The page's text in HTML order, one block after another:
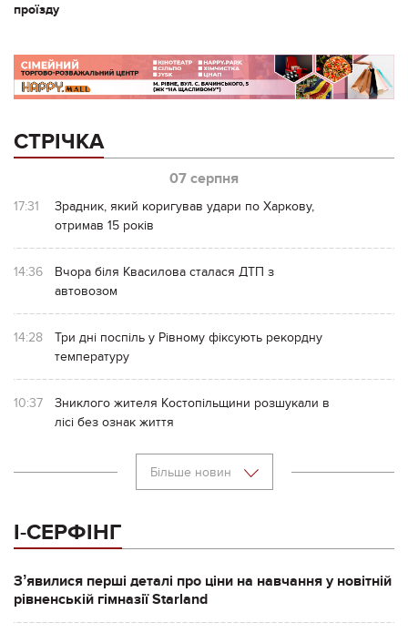
проїзду
СТРІЧКА
07 серпня
17:31
Зрадник, який коригував удари по Харкову,
отримав 15 років
14:36
Вчора біля Квасилова сталася ДТП з
автовозом
14:28
Три дні поспіль у Рівному фіксують рекордну
температуру
10:37
Зниклого жителя Костопільщини розшукали в
лісі без ознак життя
Більше новин
І-СЕРФІНГ
Зʼявилися перші деталі про ціни на навчання у новітній
рівненській гімназії Starland